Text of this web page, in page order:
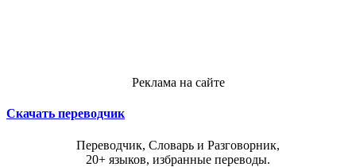
Реклама на сайте
Скачать переводчик
Переводчик, Словарь и Разговорник,
20+ языков, избранные переводы.